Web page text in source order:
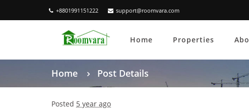
+8801991151222 support@roomvara.com
Home Properties
Home Post Details
Posted 5 year ago